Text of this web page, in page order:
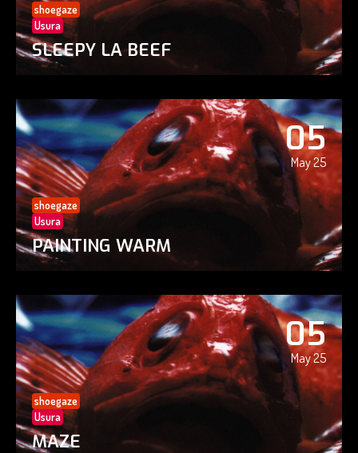
shoegaze
Usura
SLEEPY LA BEEF
05
May 25
shoegaze
Usura
PAINTING WARM
05
May 25
shoegaze
Usura
MAZE